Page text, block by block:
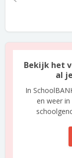
Bekijk het
al
In
en weer